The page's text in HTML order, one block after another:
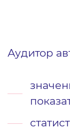
Аудитор